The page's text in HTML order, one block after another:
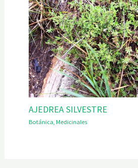
AJEDREA SILVESTRE
Botánica Medicinales